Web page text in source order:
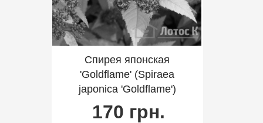
Спирея японская
'Goldflame' (Spiraea
japonica 'Goldflame')
170 грн.